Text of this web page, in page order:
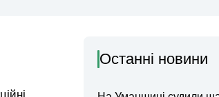
Останні новини